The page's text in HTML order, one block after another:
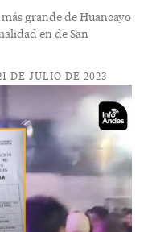
grande de Huancayo
en de San
DE JULIO DE 2023